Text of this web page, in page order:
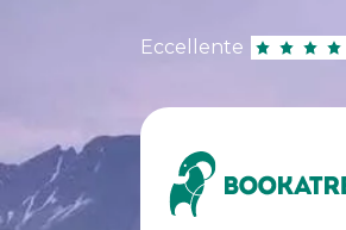
Eccellente